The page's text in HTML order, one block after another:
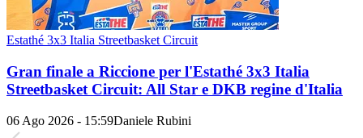
Estathé 3x3 Italia Streetbasket Circuit
Gran finale a Riccione per l'Estathé 3x3 Italia
Streetbasket Circuit: All Star e DKB regine d'Italia
06 Ago 2026 - 15:59Daniele Rubini